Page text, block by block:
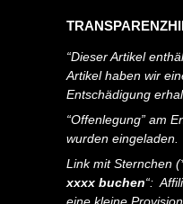
“Dieser Artikel
Artikel haben wir
Entschädigung
“Offenlegung” am
wurden eingeladen.
Link mit Sternchen
xxxx buchen“: